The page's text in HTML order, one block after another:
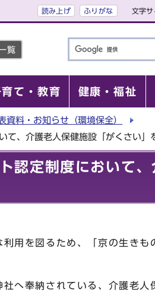
読み上げ ふりがな 文字サ
覧
育て・教育 健康・福祉
資料・お知らせ（環境保全）
て、介護老人保健施設「がくさい」
認定制度において
用を図るため、「京の生きも
へ奉納されている、介護老人